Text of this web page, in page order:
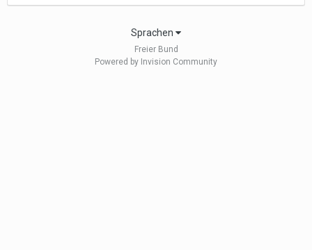
Sprachen
Freier Bund
Powered by Invision Community